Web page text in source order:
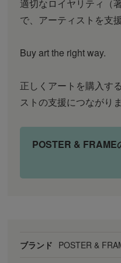
適切なロイヤリティ（
で、アーティストを支
Buy art the right way.
正しくアートを購入す
ストの支援につながりま
POSTER & FRAME
ブランド POSTER &